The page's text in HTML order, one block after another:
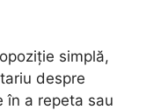
simplă,
despre
în a repeta sau